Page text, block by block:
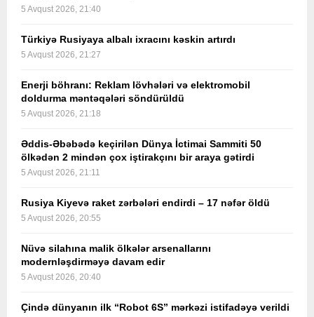
5 Avqust 2026, 21:40
Türkiyə Rusiyaya albalı ixracını kəskin artırdı
5 Avqust 2026, 21:27
Enerji böhranı: Reklam lövhələri və elektromobil
doldurma məntəqələri söndürüldü
5 Avqust 2026, 21:18
Əddis-Əbəbədə keçirilən Dünya İctimai Sammiti 50
ölkədən 2 mindən çox iştirakçını bir araya gətirdi
5 Avqust 2026, 21:11
Rusiya Kiyevə raket zərbələri endirdi – 17 nəfər öldü
5 Avqust 2026, 20:55
Nüvə silahına malik ölkələr arsenallarını
modernləşdirməyə davam edir
5 Avqust 2026, 20:40
Çində dünyanın ilk “Robot 6S” mərkəzi istifadəyə verildi